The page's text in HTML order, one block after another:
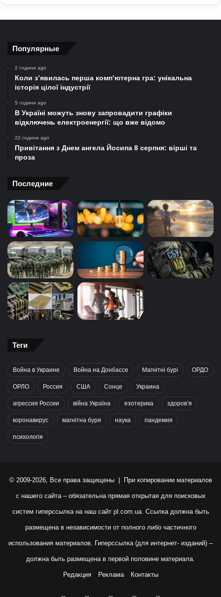
Популярные
2 години ago
Коли з’явилась перша комп’ютерна гра: унікальна
історія цілої індустрії
5 години ago
В Україні можуть знову запровадити графіки
відключень електроенергії: що вже відомо
22 години ago
Привітання з Днем ангела Йосипа 8 серпня: вірші та
проза
Последние
Теги
Война в Украине Война на Донбассе Магнітні бурі ОРДО
ОРЛО Россия США Сонце Украина
агрессия России війна Україна езотерика здоров’я
коронавирус магнітна буря наука пандемия
психологія
© 2009-2026, Все права защищены | При копировании материалов
с нашего сайта – обязательна прямая открытая для поисковых
систем гиперссылка на наш сайт pl.com.ua. Ссылка должна быть
размещена в независимости от полного либо частичного
использования материалов. Гиперссылка (для интернет- изданий) –
должна быть размещена в первой половине материала.
Редакция Реклама Контакты